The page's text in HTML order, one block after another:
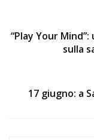
“Play Your
sulla
17 giugno: a